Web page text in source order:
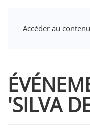
Accéder au
'SILVA